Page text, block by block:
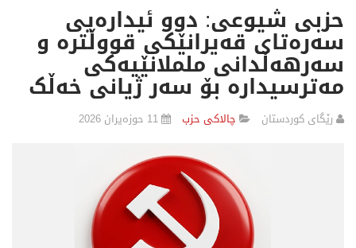
​حزبی شیوعی: دوو ئیدارەیی
سەرەتای قەیرانێکی قووڵترە و
سەرهەڵدانی ململانێیەکی
مەترسیدارە بۆ سەر ژیانی خەڵک
رێگای كوردستان چالاكی حزب 11 حوزەیران 2026